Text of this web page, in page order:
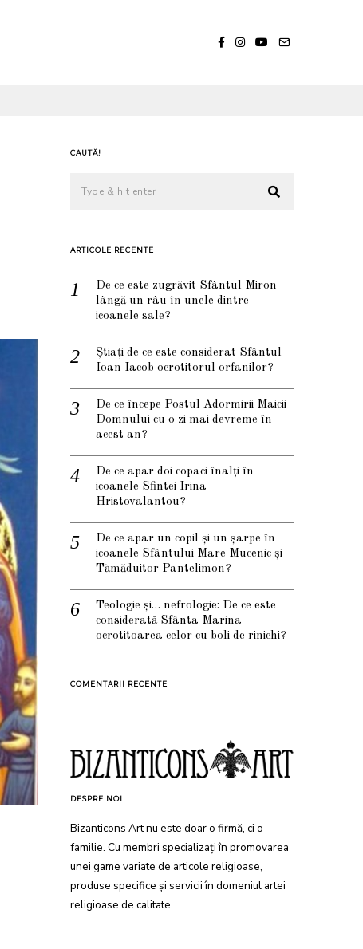
CAUTĂ!
ARTICOLE RECENTE
De ce este zugrăvit Sfântul Miron
lângă un râu în unele dintre
icoanele sale?
Știați de ce este considerat Sfântul
Ioan Iacob ocrotitorul orfanilor?
De ce începe Postul Adormirii Maicii
Domnului cu o zi mai devreme în
acest an?
De ce apar doi copaci înalți în
icoanele Sfintei Irina
Hristovalantou?
De ce apar un copil și un șarpe în
icoanele Sfântului Mare Mucenic și
Tămăduitor Pantelimon?
Teologie și… nefrologie: De ce este
considerată Sfânta Marina
ocrotitoarea celor cu boli de rinichi?
COMENTARII RECENTE
DESPRE NOI
Bizanticons Art nu este doar o firmă, ci o
familie. Cu membri specializați în promovarea
unei game variate de articole religioase,
produse specifice și servicii în domeniul artei
religioase de calitate.